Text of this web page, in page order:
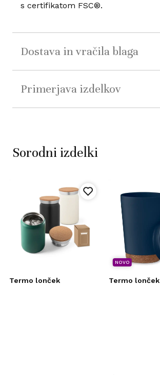
s certifikatom FSC®.
Dostava in vračila blaga
Primerjava izdelkov
Sorodni izdelki
Termo lonček
NOVO
Termo lonček